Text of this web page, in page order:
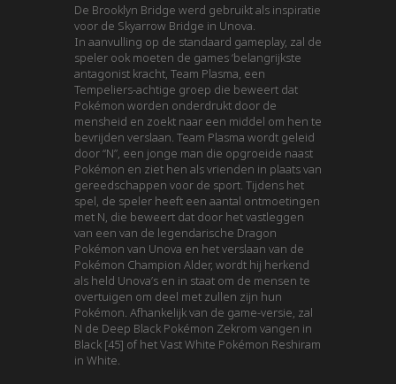
De Brooklyn Bridge werd gebruikt als inspiratie
voor de Skyarrow Bridge in Unova.
In aanvulling op de standaard gameplay, zal de
speler ook moeten de games ‘belangrijkste
antagonist kracht, Team Plasma, een
Tempeliers-achtige groep die beweert dat
Pokémon worden onderdrukt door de
mensheid en zoekt naar een middel om hen te
bevrijden verslaan. Team Plasma wordt geleid
door “N”, een jonge man die opgroeide naast
Pokémon en ziet hen als vrienden in plaats van
gereedschappen voor de sport. Tijdens het
spel, de speler heeft een aantal ontmoetingen
met N, die beweert dat door het vastleggen
van een van de legendarische Dragon
Pokémon van Unova en het verslaan van de
Pokémon Champion Alder, wordt hij herkend
als held Unova’s en in staat om de mensen te
overtuigen om deel met zullen zijn hun
Pokémon. Afhankelijk van de game-versie, zal
N de Deep Black Pokémon Zekrom vangen in
Black [45] of het Vast White Pokémon Reshiram
in White.